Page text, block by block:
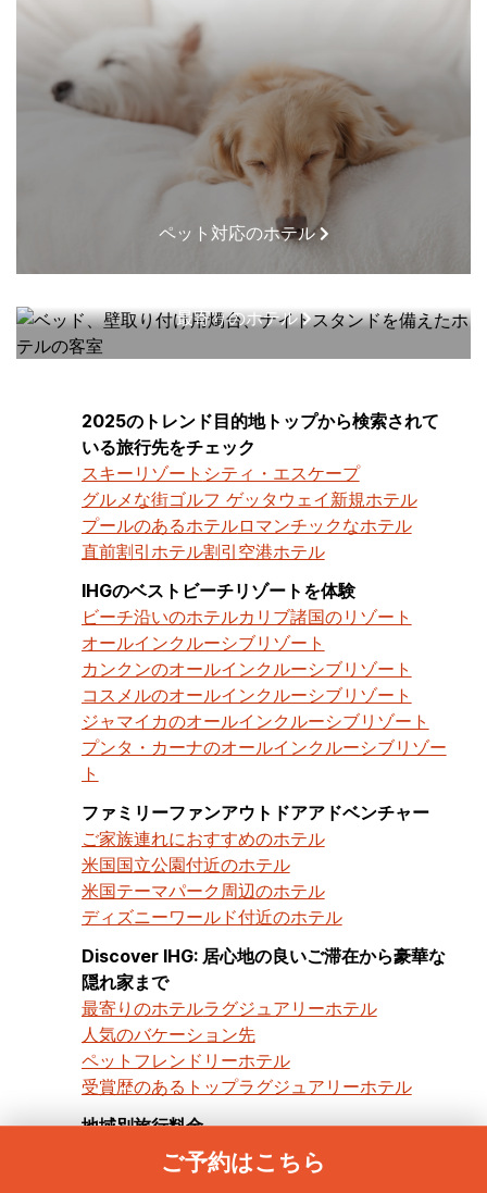
ご予約はこちら
ペット対応のホテル
最寄りのホテル
2025のトレンド目的地トップから検索されて
いる旅行先をチェック
スキーリゾート シティ・エスケープ
グルメな街ゴルフ ゲッタウェイ 新規ホテル
プールのあるホテルロマンチックなホテル
直前割引ホテル割引 空港ホテル
IHGのベストビーチリゾートを体験
ビーチ沿いのホテルカリブ諸国のリゾート
オールインクルーシブリゾート
カンクンのオールインクルーシブリゾート
コスメルのオールインクルーシブリゾート
ジャマイカのオールインクルーシブリゾート
プンタ・カーナのオールインクルーシブリゾー
ト
ファミリーファンアウトドアアドベンチャー
ご家族連れにおすすめのホテル
米国国立公園付近のホテル
米国テーマパーク周辺のホテル
ディズニーワールド付近のホテル
Discover IHG: 居心地の良いご滞在から豪華な
隠れ家まで
最寄りのホテルラグジュアリーホテル
人気のバケーション先
ペットフレンドリーホテル
受賞歴のあるトップラグジュアリーホテル
地域別旅行料金
ヨーロッパのホテル アジアのホテル
オーストラリア＆太平洋諸島のホテル